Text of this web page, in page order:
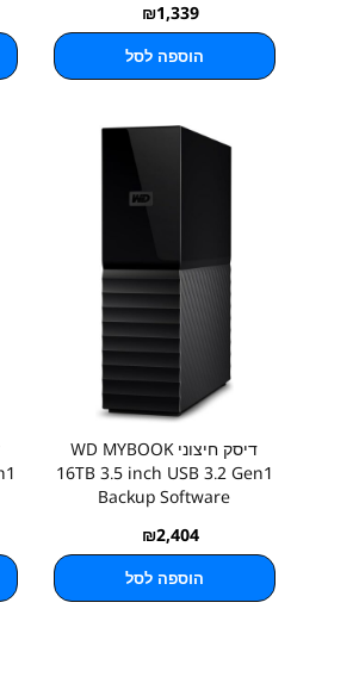
₪1,339
הוספה לסל
דיסק חיצוני WD MYBOOK
16TB 3.5 inch USB 3.2 Gen1
Backup Software
₪2,404
הוספה לסל